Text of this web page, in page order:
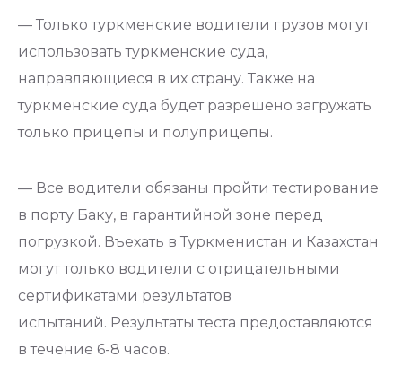
— Только туркменские водители грузов могут
использовать туркменские суда,
направляющиеся в их страну. Также на
туркменские суда будет разрешено загружать
только прицепы и полуприцепы.
— Все водители обязаны пройти тестирование
в порту Баку, в гарантийной зоне перед
погрузкой. Въехать в Туркменистан и Казахстан
могут только водители с отрицательными
сертификатами результатов
испытаний. Результаты теста предоставляются
в течение 6-8 часов.